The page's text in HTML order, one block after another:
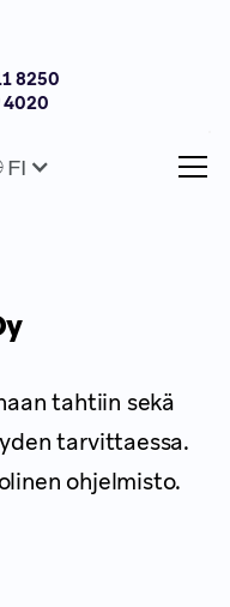
FI
8250
4020
tahtiin sekä
tarvittaessa.
ohjelmisto.